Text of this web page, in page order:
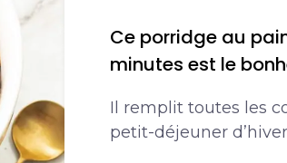
Ce porridge au
minutes est le
Il remplit toutes les
petit-déjeuner